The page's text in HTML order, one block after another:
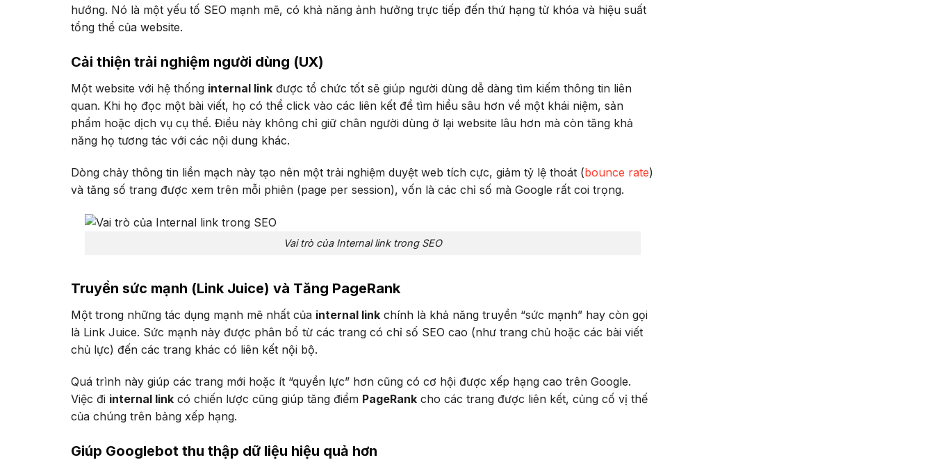
hướng. Nó là một yếu tố SEO mạnh mẽ, có khả năng ảnh hưởng trực tiếp đến thứ hạng từ khóa và hiệu suất
tổng thể của website.
Cải thiện trải nghiệm người dùng (UX)
Một website với hệ thống internal link được tổ chức tốt sẽ giúp người dùng dễ dàng tìm kiếm thông tin liên
quan. Khi họ đọc một bài viết, họ có thể click vào các liên kết để tìm hiểu sâu hơn về một khái niệm, sản
phẩm hoặc dịch vụ cụ thể. Điều này không chỉ giữ chân người dùng ở lại website lâu hơn mà còn tăng khả
năng họ tương tác với các nội dung khác.
Dòng chảy thông tin liền mạch này tạo nên một trải nghiệm duyệt web tích cực, giảm tỷ lệ thoát (bounce rate)
và tăng số trang được xem trên mỗi phiên (page per session), vốn là các chỉ số mà Google rất coi trọng.
Vai trò của Internal link trong SEO
Truyền sức mạnh (Link Juice) và Tăng PageRank
Một trong những tác dụng mạnh mẽ nhất của internal link chính là khả năng truyền “sức mạnh” hay còn gọi
là Link Juice. Sức mạnh này được phân bổ từ các trang có chỉ số SEO cao (như trang chủ hoặc các bài viết
chủ lực) đến các trang khác có liên kết nội bộ.
Quá trình này giúp các trang mới hoặc ít “quyền lực” hơn cũng có cơ hội được xếp hạng cao trên Google.
Việc đi internal link có chiến lược cũng giúp tăng điểm PageRank cho các trang được liên kết, củng cố vị thế
của chúng trên bảng xếp hạng.
Giúp Googlebot thu thập dữ liệu hiệu quả hơn